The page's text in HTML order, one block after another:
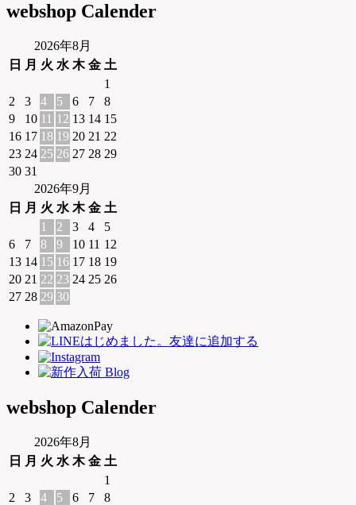
webshop Calender
2026年8月
日
月 火 水 木 金 土
1
2
3 4 5 6 7
8
9
10 11 12 13 14 15
16 17 18 19 20 21 22
23 24 25 26 27 28 29
30 31
2026年9月
日
月 火 水 木 金 土
1
2 3 4
5
6
7 8 9 10 11 12
13 14 15 16 17 18 19
20 21 22 23 24 25 26
27 28 29 30
webshop Calender
2026年8月
日
月 火 水 木 金 土
1
2
3 4 5 6 7
8